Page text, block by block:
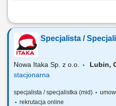
rozwijanie sprzedaży profesjonalnych
kosmetologii i medycyny estetycznej,
współpracy z gabinetami
prowadzenie prezentacji produktów i
biznesowych, pozyskiwanie nowych
Specjalista /
Nowa Itaka Sp. z o.o. Lubin,
stacjonarna
specjalista / specjalistka (mid)
rekrutacja online